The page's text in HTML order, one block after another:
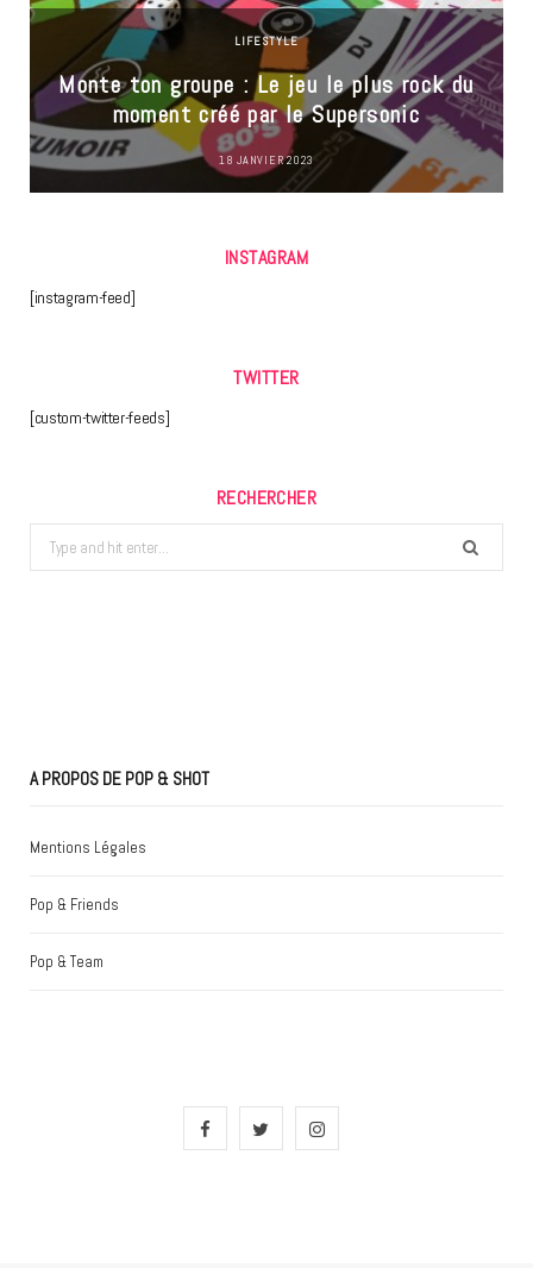
LIFESTYLE
Monte ton groupe : Le jeu le plus rock du
moment créé par le Supersonic
18 JANVIER 2023
INSTAGRAM
[instagram-feed]
TWITTER
[custom-twitter-feeds]
RECHERCHER
Search
for:
A PROPOS DE POP & SHOT
Mentions Légales
Pop & Friends
Pop & Team
F
I